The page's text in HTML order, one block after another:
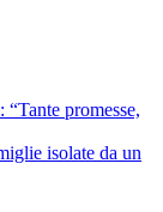
promesse,
isolate da un